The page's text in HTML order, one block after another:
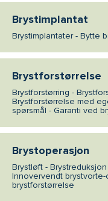
Brystimplantat
Brystimplantater - Bytte
Brystforstørrelse
Brystforstørring -
Brystforstørrelse med
spørsmål - Garanti ved
Brystoperasjon
Brystløft -
Innovervendt
brystforstørrelse